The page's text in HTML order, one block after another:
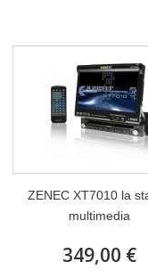
ZENEC XT7010 la
multimedia
349,00 €